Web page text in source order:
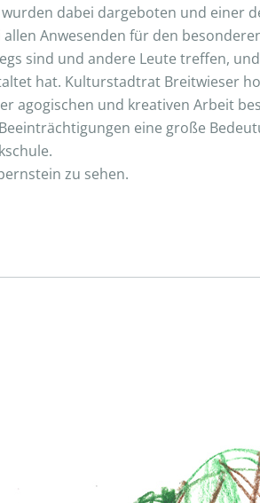
dabei dargeboten und einer
Anwesenden für den
sind und andere Leute treffen,
hat. Kulturstadtrat Breitwieser
agogischen und kreativen Arbeit
eine große
zu sehen.